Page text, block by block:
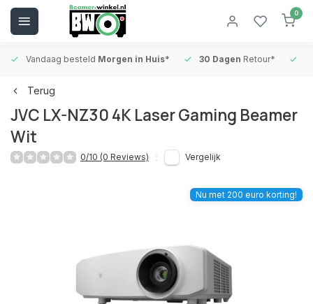
0
Vandaag besteld Morgen in Huis* 30 Dagen Retour*
Terug
JVC LX-NZ30 4K Laser Gaming Beamer
Wit
0/10 (0 Reviews) Vergelijk
Nu met 200 euro korting!